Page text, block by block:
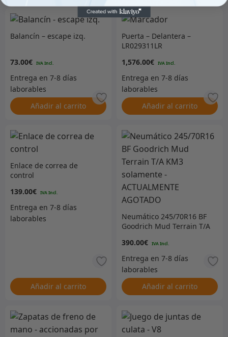
Balancín – escape izq.
73.00€
Añadir al carrito
Puerta – Delantera –
LR029311LR
1,576.00€
Añadir al carrito
Enlace de correa de
control
139.00€
Añadir al carrito
Neumático 245/70R16 BF
Goodrich Mud Terrain T/A
ACTUALMENTE AGOTADO
390.00€
Añadir al carrito